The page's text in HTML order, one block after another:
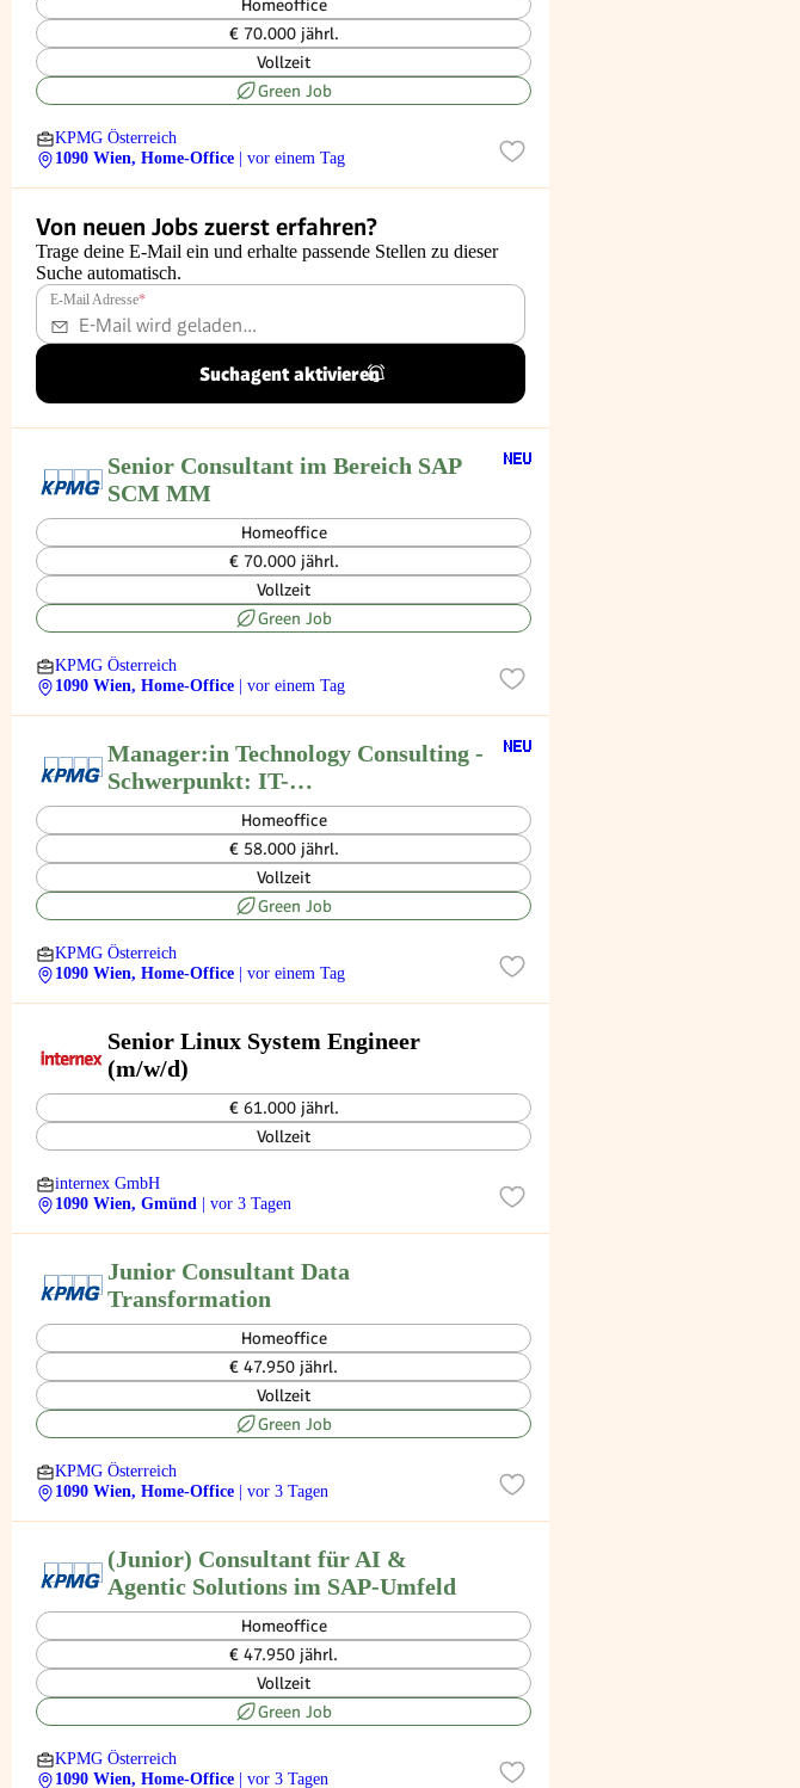
Homeoffice
€ 70.000 jährl.
Vollzeit
Green Job
KPMG Österreich
1090 Wien, Home-Office
| vor einem Tag
Von neuen Jobs zuerst erfahren?
Trage deine E-Mail ein und erhalte passende Stellen zu dieser
Suche automatisch.
E-Mail Adresse*
Suchagent aktivieren
Senior Consultant im Bereich SAP
SCM MM
Homeoffice
€ 70.000 jährl.
Vollzeit
Green Job
KPMG Österreich
1090 Wien, Home-Office
| vor einem Tag
Manager:in Technology Consulting -
Schwerpunkt: IT-
Projektmanagement (Health
Care/KIS)
Homeoffice
€ 58.000 jährl.
Vollzeit
Green Job
KPMG Österreich
1090 Wien, Home-Office
| vor einem Tag
Senior Linux System Engineer
(m/w/d)
€ 61.000 jährl.
Vollzeit
internex GmbH
1090 Wien, Gmünd
| vor 3 Tagen
Junior Consultant Data
Transformation
Homeoffice
€ 47.950 jährl.
Vollzeit
Green Job
KPMG Österreich
1090 Wien, Home-Office
| vor 3 Tagen
(Junior) Consultant für AI &
Agentic Solutions im SAP-Umfeld
Homeoffice
€ 47.950 jährl.
Vollzeit
Green Job
KPMG Österreich
1090 Wien, Home-Office
| vor 3 Tagen